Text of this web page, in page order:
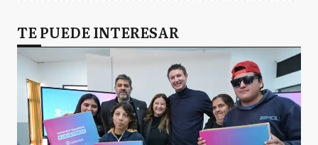
TE PUEDE INTERESAR